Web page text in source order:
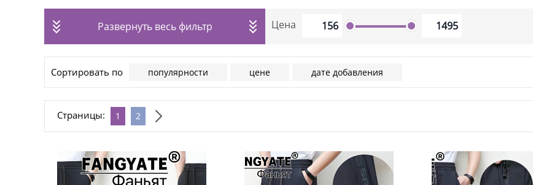
Развернуть весь фильтр Цена
Сортировать по популярности цене дате добавления
Страницы: 1 2